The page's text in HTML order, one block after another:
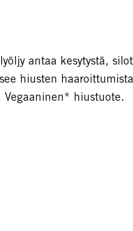
antaa kesytystä,
hiusten
hiustuote.